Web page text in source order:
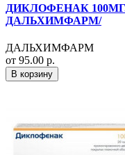
ДИКЛОФЕНАК
ДАЛЬХИМФАРМ/
ДАЛЬХИМФАРМ
от 95.00 р.
В корзину